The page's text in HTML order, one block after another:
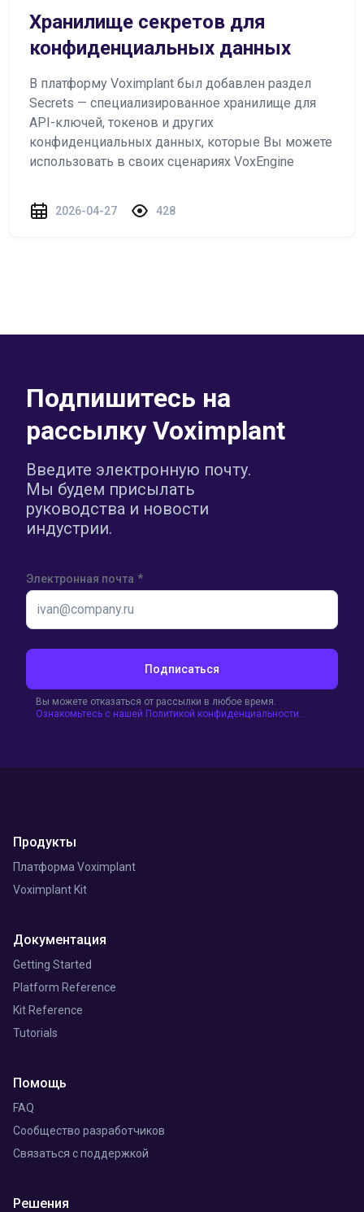
Хранилище секретов для
конфиденциальных данных
В платформу Voximplant был добавлен раздел
Secrets — специализированное хранилище для
API-ключей, токенов и других
конфиденциальных данных, которые Вы можете
использовать в своих сценариях VoxEngine
2026-04-27 428
Подпишитесь на
рассылку Voximplant
Введите электронную почту.
Мы будем присылать
руководства и новости
индустрии.
Электронная почта *
Подписаться
Вы можете отказаться от рассылки в любое время.
Ознакомьтесь с нашей Политикой конфиденциальности..
Продукты
Платформа Voximplant
Voximplant Kit
Решения
Документация
Getting Started
Platform Reference
Kit Reference
Tutorials
Помощь
FAQ
Сообщество разработчиков
Связаться с поддержкой